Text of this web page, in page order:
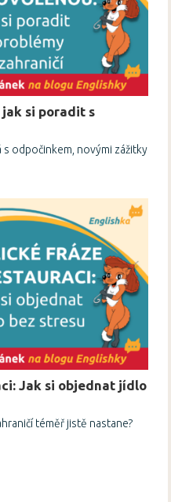
si poradit s
odpočinkem, novými zážitky
Jak si objednat jídlo
téměř jistě nastane?